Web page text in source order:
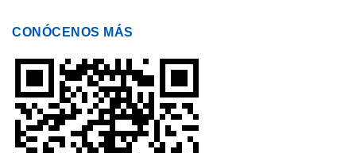
CONÓCENOS MÁS